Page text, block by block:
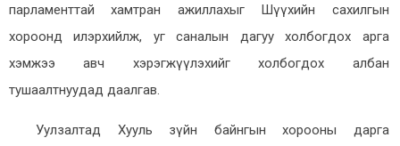
парламенттай хамтран ажиллахыг Шүүхийн сахилгын
хороонд илэрхийлж, уг саналын дагуу холбогдох арга
хэмжээ авч хэрэгжүүлэхийгхолбогдох албан
тушаалтнуудад даалгав.
Уулзалтад Хууль зүйн байнгын хорооны дарга